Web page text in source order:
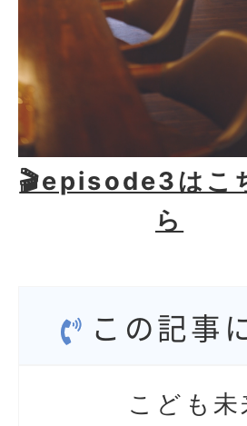
🎬episode3はこ
ら
この記事
こども